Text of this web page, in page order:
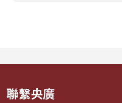
啦啦隊...
聯繫央廣